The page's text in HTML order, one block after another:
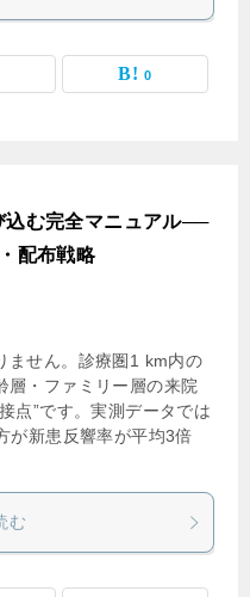
0
込む完全マニュアル──
配布戦略
ません。診療圏1 km内の
層・ファミリー層の来院
点”です。実測データでは
が新患反響率が平均3倍
む